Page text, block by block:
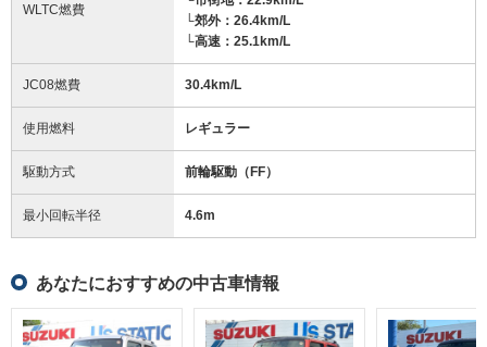
WLTC燃費
└郊外：26.4km/L
└高速：25.1km/L
JC08燃費 30.4km/L
使用燃料 レギュラー
駆動方式 前輪駆動（FF）
最小回転半径 4.6m
あなたにおすすめの中古車情報